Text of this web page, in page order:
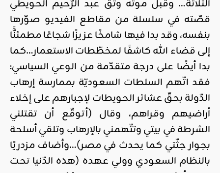
الثّلاثة… وقبل موته وثّق عبد الرّحيم الحويطي
قصّته في سلسلة من مقاطع الفيديو صوّرها
بنفسه، وقد بدا فيها شامخًا عزيزًا شجاعًا مطمئنًّا
إلى قضاء الله كاشفًا لمخطّطات الاستعمار…كما
بدا أيضًا على درجة متقدّمة من الوعي السياسي:
فقد اتّهم السلطات السعوديّة بممارسة إرهاب
الدّولة بحقّ عشائر الحويطات لإجبارهم على إخلاء
أراضيهم وقراهم، وقال (أتوقّع أن تقتلني
الشرطة في بيتي وتتّهمني بالإرهاب وتلقي أسلحة
بجوار جثّتي كما يحدث في مصر)…وأضاف مزدريًا
بالنظام السعودي وولي عهده (هذه الدّنيا تحت